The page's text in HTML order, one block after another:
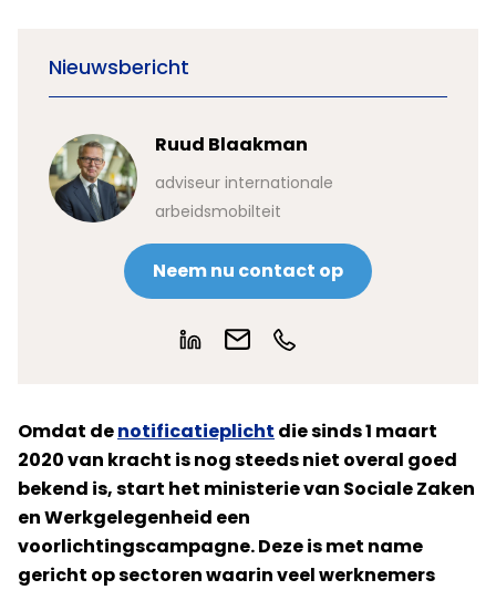
Nieuwsbericht
Ruud Blaakman
adviseur internationale
arbeidsmobilteit
Neem nu contact op
Omdat denotificatieplicht die sinds 1 maart
2020 van kracht is nog steeds niet overal goed
bekend is, start het ministerie van Sociale Zaken
en Werkgelegenheid een
voorlichtingscampagne. Deze is met name
gericht op sectoren waarin veel werknemers